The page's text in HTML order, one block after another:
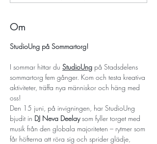
Om
StudioUng på Sommartorg!
I sommar hittar du StudioUng på Stadsdelens
sommartorg fem gånger. Kom och testa kreativa
aktiviteter, träffa nya människor och häng med
oss!
Den 15 juni, på invigningen, har StudioUng
bjudit in DJ Neva Deelay som fyller torget med
musik från den globala majoriteten – rytmer som
får höfterna att röra sig och sprider glädje,